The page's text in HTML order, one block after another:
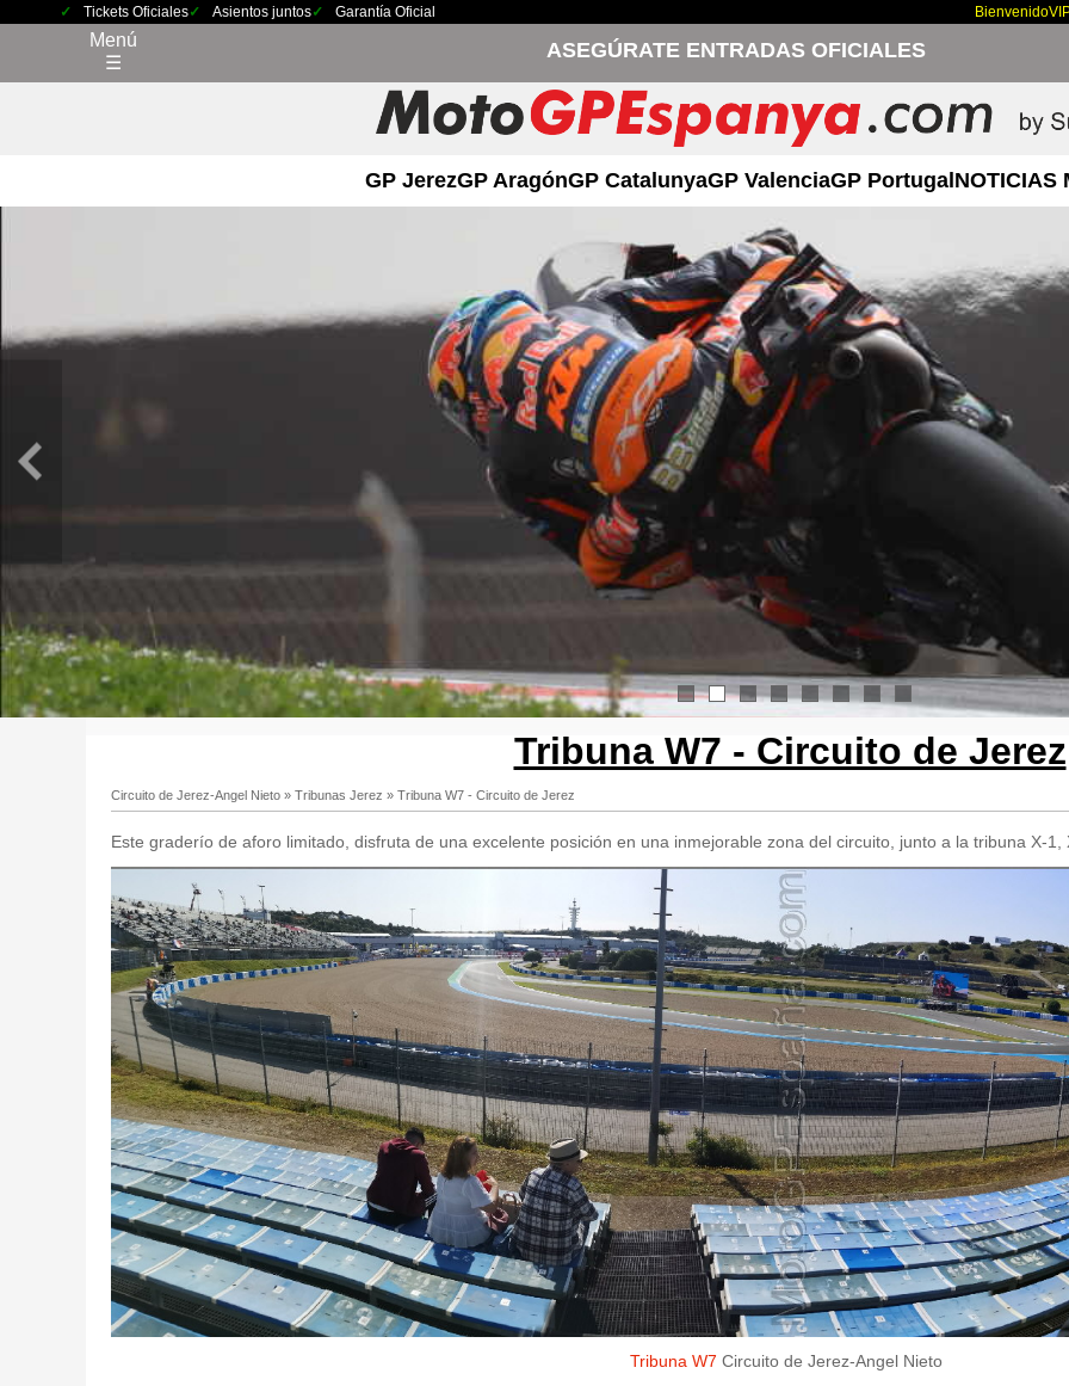
Tickets Oficiales Asientos juntos Garantía Oficial Bienvenido
Menú
☰
ASEGÚRATE ENTRADAS OFICIALES
GP JerezGP AragónGP CatalunyaGP ValenciaGP PortugalNOTICIAS
1 3 4
Tribuna W7 - Circuito de Jerez
Circuito de Jerez-Angel Nieto » Tribunas Jerez » Tribuna W7 - Circuito de Jerez
Este graderío de aforo limitado, disfruta de una excelente posición en una inmejorable zona del circuito, junto a la tribuna X-1,
Tribuna W7 Circuito de Jerez-Angel Nieto